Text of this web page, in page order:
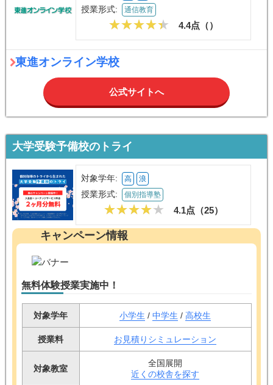
授業形式: 通信教育
4.4点（）
東進オンライン学校
公式サイトへ
大学受験予備校のトライ
対象学年: 高 浪
授業形式: 個別指導塾
4.1点（25）
キャンペーン情報
無料体験授業実施中！
対象学年 小学生 / 中学生 / 高校生
授業料 お見積りシミュレーション
対象教室
全国展開
近くの校舎を探す